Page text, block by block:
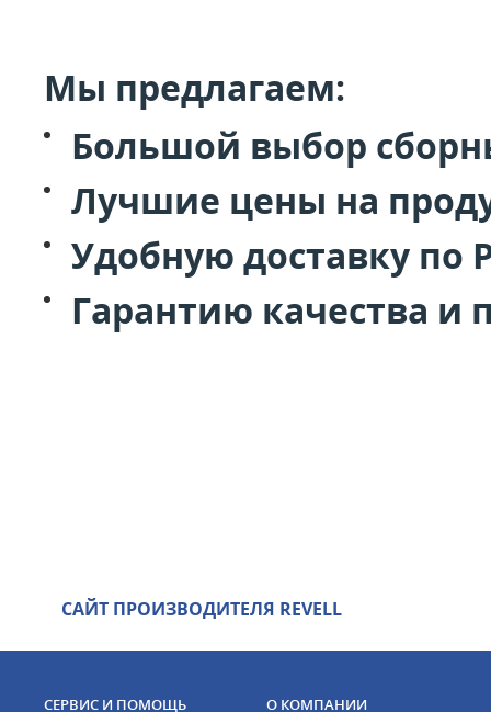
Мы предлагаем:
Большой выбор
Лучшие цены на
Удобную доставку по
Гарантию качества и
САЙТ ПРОИЗВОДИТЕЛЯ REVELL
СЕРВИС И ПОМОЩЬ О КОМПАНИИ